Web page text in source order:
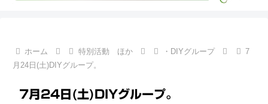
ホーム 特別活動 ほか ・DIYグループ
7
月24日(土)DIYグループ。
7月24日(土)DIYグループ。